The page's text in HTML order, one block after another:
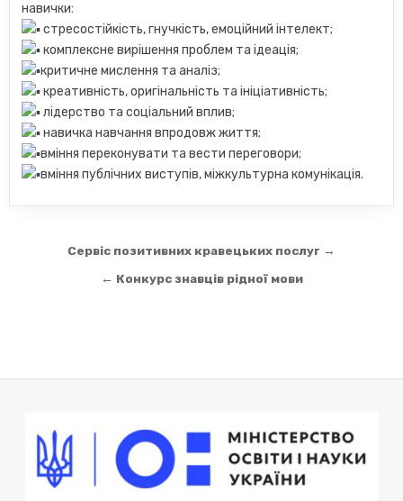
навички:
стресостійкість, гнучкість, емоційний інтелект;
комплексне вирішення проблем та ідеація;
критичне мислення та аналіз;
креативність, оригінальність та ініціативність;
лідерство та соціальний вплив;
навичка навчання впродовж життя;
вміння переконувати та вести переговори;
вміння публічних виступів, міжкультурна комунікація.
Навігація
записів
Сервіс позитивних кравецьких послуг →
← Конкурс знавців рідної мови